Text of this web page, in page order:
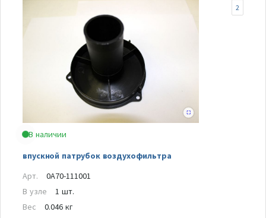
В наличии
впускной патрубок воздухофильтра
2
Арт.
0A70-111001
В узле
1 шт.
Вес
0.046 кг